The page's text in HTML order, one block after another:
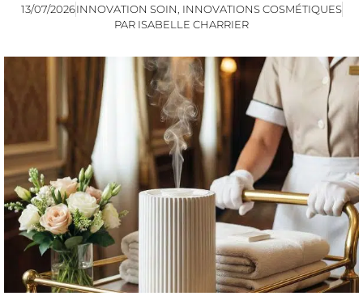
13/07/2026INNOVATION SOIN, INNOVATIONS COSMÉTIQUES
PAR ISABELLE CHARRIER